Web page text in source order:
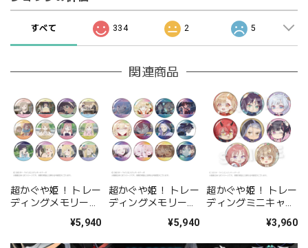
すべて 334 2 5
関連商品
超かぐや姫！ トレー
ディングメモリーズ
¥5,940
超かぐや姫！ トレー
ディングメモリーズ
¥5,940
超かぐや姫！ トレー
ディングミニキャラ
¥3,960